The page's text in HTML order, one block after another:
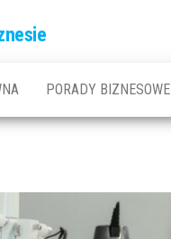
PORADY BIZNESOWE